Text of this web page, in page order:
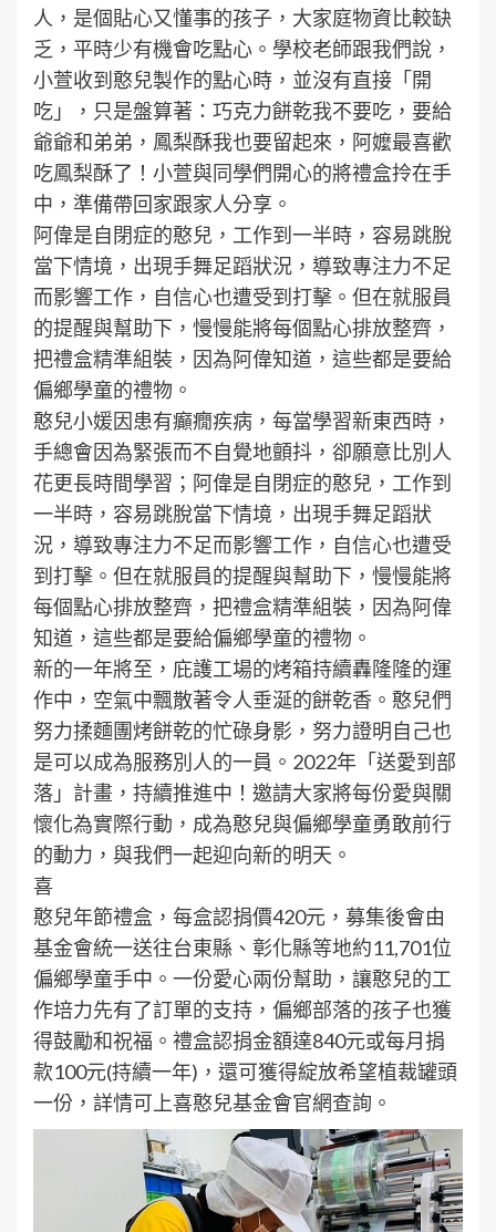
人，是個貼心又懂事的孩子，大家庭物資比較缺
乏，平時少有機會吃點心。學校老師跟我們說，
小萱收到憨兒製作的點心時，並沒有直接「開
吃」，只是盤算著：巧克力餅乾我不要吃，要給
爺爺和弟弟，鳳梨酥我也要留起來，阿嬤最喜歡
吃鳳梨酥了！小萱與同學們開心的將禮盒拎在手
中，準備帶回家跟家人分享。
阿偉是自閉症的憨兒，工作到一半時，容易跳脫
當下情境，出現手舞足蹈狀況，導致專注力不足
而影響工作，自信心也遭受到打擊。但在就服員
的提醒與幫助下，慢慢能將每個點心排放整齊，
把禮盒精準組裝，因為阿偉知道，這些都是要給
偏鄉學童的禮物。
憨兒小媛因患有癲癇疾病，每當學習新東西時，
手總會因為緊張而不自覺地顫抖，卻願意比別人
花更長時間學習；阿偉是自閉症的憨兒，工作到
一半時，容易跳脫當下情境，出現手舞足蹈狀
況，導致專注力不足而影響工作，自信心也遭受
到打擊。但在就服員的提醒與幫助下，慢慢能將
每個點心排放整齊，把禮盒精準組裝，因為阿偉
知道，這些都是要給偏鄉學童的禮物。
新的一年將至，庇護工場的烤箱持續轟隆隆的運
作中，空氣中飄散著令人垂涎的餅乾香。憨兒們
努力揉麵團烤餅乾的忙碌身影，努力證明自己也
是可以成為服務別人的一員。2022年「送愛到部
落」計畫，持續推進中！邀請大家將每份愛與關
懷化為實際行動，成為憨兒與偏鄉學童勇敢前行
的動力，與我們一起迎向新的明天。
喜
憨兒年節禮盒，每盒認捐價420元，募集後會由
基金會統一送往台東縣、彰化縣等地約11,701位
偏鄉學童手中。一份愛心兩份幫助，讓憨兒的工
作培力先有了訂單的支持，偏鄉部落的孩子也獲
得鼓勵和祝福。禮盒認捐金額達840元或每月捐
款100元(持續一年)，還可獲得綻放希望植裁罐頭
一份，詳情可上喜憨兒基金會官網查詢。